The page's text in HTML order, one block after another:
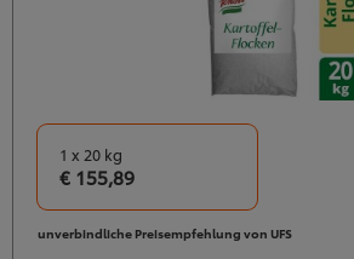
1 x 20 kg
€ 155,89
unverbindliche Preisempfehlung von UFS